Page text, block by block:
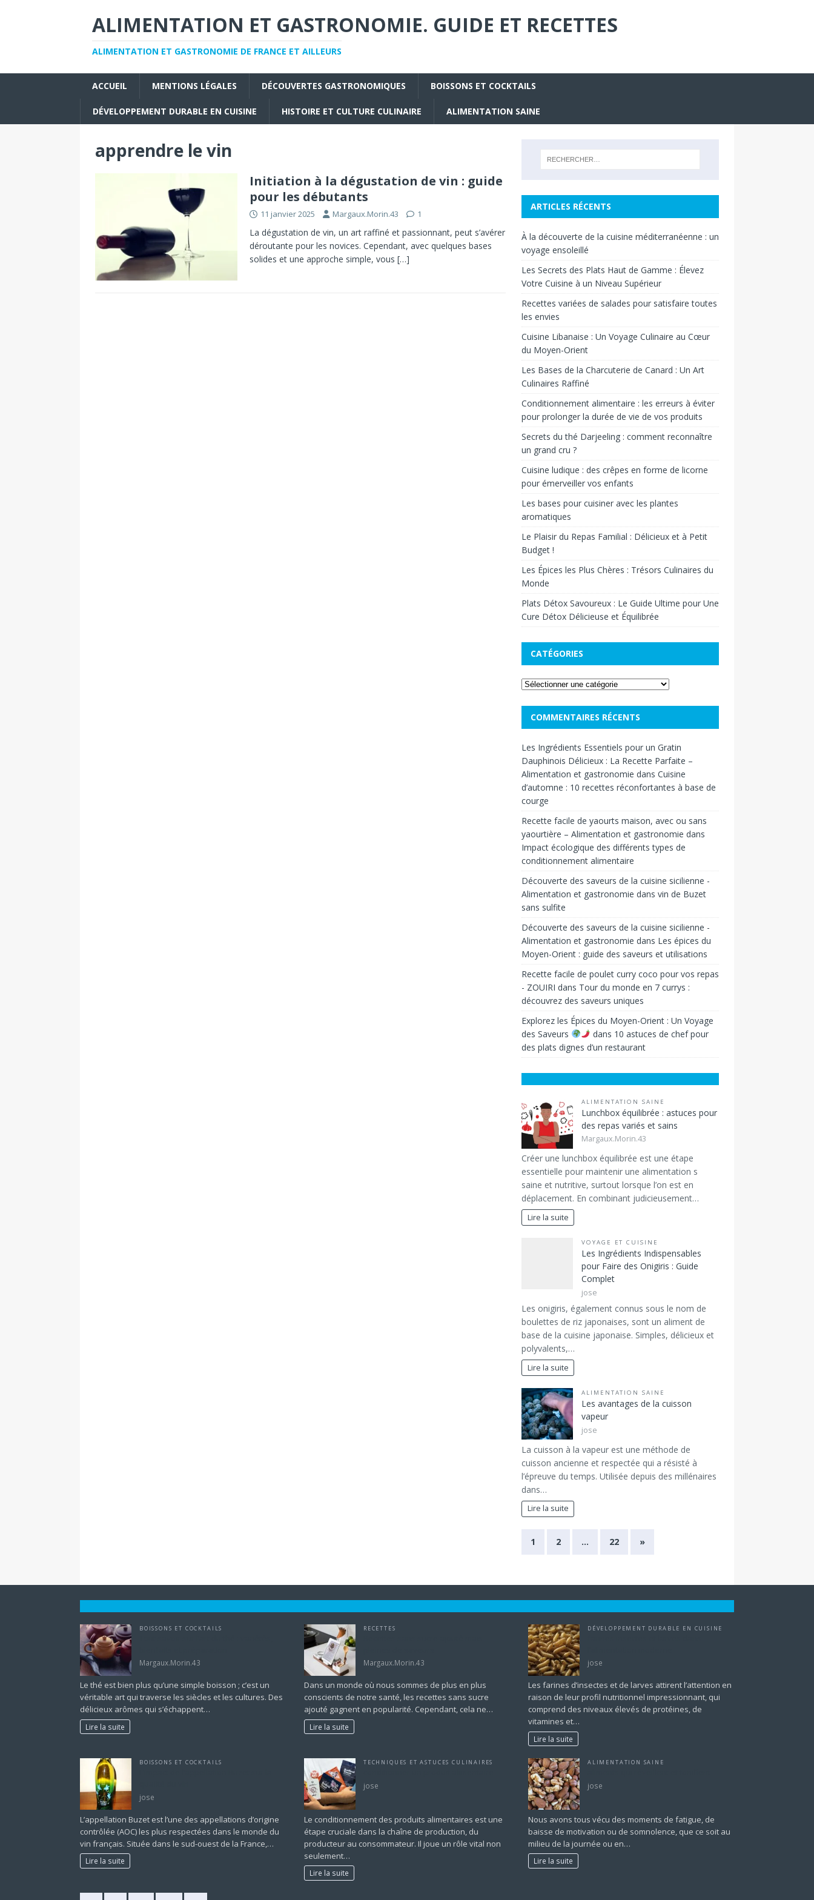
ALIMENTATION ET GASTRONOMIE. GUIDE ET RECETTES
ALIMENTATION ET GASTRONOMIE DE FRANCE ET AILLEURS
ACCUEIL MENTIONS LÉGALES DÉCOUVERTES GASTRONOMIQUES BOISSONS ET COCKTAILS
DÉVELOPPEMENT DURABLE EN CUISINE HISTOIRE ET CULTURE CULINAIRE ALIMENTATION SAINE
apprendre le vin
Initiation à la dégustation de vin : guide
pour les débutants
11 janvier 2025 Margaux.Morin.43 1
La dégustation de vin, un art raffiné et passionnant, peut s’avérer
déroutante pour les novices. Cependant, avec quelques bases
solides et une approche simple, vous […]
ARTICLES RÉCENTS
À la découverte de la cuisine méditerranéenne : un
voyage ensoleillé
Les Secrets des Plats Haut de Gamme : Élevez
Votre Cuisine à un Niveau Supérieur
Recettes variées de salades pour satisfaire toutes
les envies
Cuisine Libanaise : Un Voyage Culinaire au Cœur
du Moyen-Orient
Les Bases de la Charcuterie de Canard : Un Art
Culinaires Raffiné
Conditionnement alimentaire : les erreurs à éviter
pour prolonger la durée de vie de vos produits
Secrets du thé Darjeeling : comment reconnaître
un grand cru ?
Cuisine ludique : des crêpes en forme de licorne
pour émerveiller vos enfants
Les bases pour cuisiner avec les plantes
aromatiques
Le Plaisir du Repas Familial : Délicieux et à Petit
Budget !
Les Épices les Plus Chères : Trésors Culinaires du
Monde
Plats Détox Savoureux : Le Guide Ultime pour Une
Cure Détox Délicieuse et Équilibrée
CATÉGORIES
COMMENTAIRES RÉCENTS
Les Ingrédients Essentiels pour un Gratin
Dauphinois Délicieux : La Recette Parfaite –
Alimentation et gastronomie dans Cuisine
d’automne : 10 recettes réconfortantes à base de
courge
Recette facile de yaourts maison, avec ou sans
yaourtière – Alimentation et gastronomie dans
Impact écologique des différents types de
conditionnement alimentaire
Découverte des saveurs de la cuisine sicilienne -
Alimentation et gastronomie dans vin de Buzet
sans sulfite
Découverte des saveurs de la cuisine sicilienne -
Alimentation et gastronomie dans Les épices du
Moyen-Orient : guide des saveurs et utilisations
Recette facile de poulet curry coco pour vos repas
- ZOUIRI dans Tour du monde en 7 currys :
découvrez des saveurs uniques
Explorez les Épices du Moyen-Orient : Un Voyage
des Saveurs
dans 10 astuces de chef pour
des plats dignes d’un restaurant
ALIMENTATION SAINE
Lunchbox équilibrée : astuces pour
des repas variés et sains
Margaux.Morin.43
Créer une lunchbox équilibrée est une étape
essentielle pour maintenir une alimentation s
saine et nutritive, surtout lorsque l’on est en
déplacement. En combinant judicieusement…
Lire la suite
VOYAGE ET CUISINE
Les Ingrédients Indispensables
pour Faire des Onigiris : Guide
Complet
jose
Les onigiris, également connus sous le nom de
boulettes de riz japonaises, sont un aliment de
base de la cuisine japonaise. Simples, délicieux et
polyvalents,…
Lire la suite
ALIMENTATION SAINE
Les avantages de la cuisson
vapeur
jose
La cuisson à la vapeur est une méthode de
cuisson ancienne et respectée qui a résisté à
l’épreuve du temps. Utilisée depuis des millénaires
dans…
Lire la suite
1 2 … 22 »
BOISSONS ET COCKTAILS
Margaux.Morin.43
Le thé est bien plus qu’une simple boisson ; c’est un
véritable art qui traverse les siècles et les cultures. Des
délicieux arômes qui s’échappent…
Lire la suite
RECETTES
Margaux.Morin.43
Dans un monde où nous sommes de plus en plus
conscients de notre santé, les recettes sans sucre
ajouté gagnent en popularité. Cependant, cela ne…
Lire la suite
DÉVELOPPEMENT DURABLE EN CUISINE
jose
Les farines d’insectes et de larves attirent l’attention en
raison de leur profil nutritionnel impressionnant, qui
comprend des niveaux élevés de protéines, de
vitamines et…
Lire la suite
BOISSONS ET COCKTAILS
jose
L’appellation Buzet est l’une des appellations d’origine
contrôlée (AOC) les plus respectées dans le monde du
vin français. Située dans le sud-ouest de la France,…
Lire la suite
TECHNIQUES ET ASTUCES CULINAIRES
jose
Le conditionnement des produits alimentaires est une
étape cruciale dans la chaîne de production, du
producteur au consommateur. Il joue un rôle vital non
seulement…
Lire la suite
ALIMENTATION SAINE
jose
Nous avons tous vécu des moments de fatigue, de
baisse de motivation ou de somnolence, que ce soit au
milieu de la journée ou en…
Lire la suite